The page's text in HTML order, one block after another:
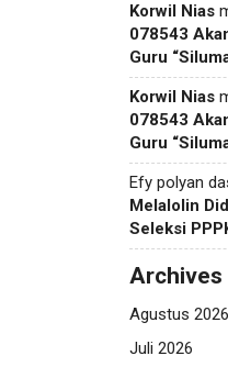
Korwil Nias
078543
Guru
Korwil Nias
078543
Guru
Efy polyan
Melalolin
Seleksi
Archives
Agustus 2026
Juli 2026